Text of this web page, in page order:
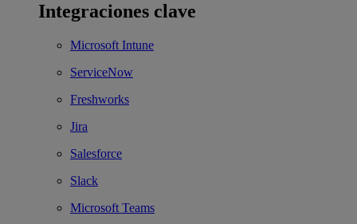
Integraciones clave
Microsoft Intune
ServiceNow
Freshworks
Jira
Salesforce
Slack
Microsoft Teams